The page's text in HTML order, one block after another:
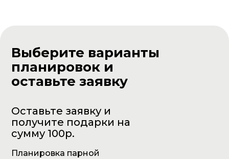
Планировка парной
Выберите варианты
планировок и
оставьте заявку
Оставьте заявку и
получите подарки на
сумму 100р.